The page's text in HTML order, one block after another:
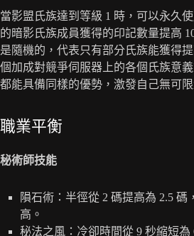
當影盟氏族達到等級 1 時，可以永久
的暗影氏族成員獲得的印記數量提高
是隨機的，代表只有部分氏族能獲得
個加成對競爭伺服器上的各個氏族意
都能具備同樣的優勢，激發自己無可
職業平衡
秘術師技能
隕石術：半徑從 2 碼提高為 2.5 碼
高。
秘法之風：冷卻時間從 9 秒縮短為